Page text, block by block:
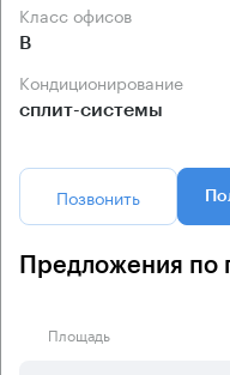
Класс офисов
B
Кондиционирование
сплит-системы
Позвонить
Предложения по
Площадь